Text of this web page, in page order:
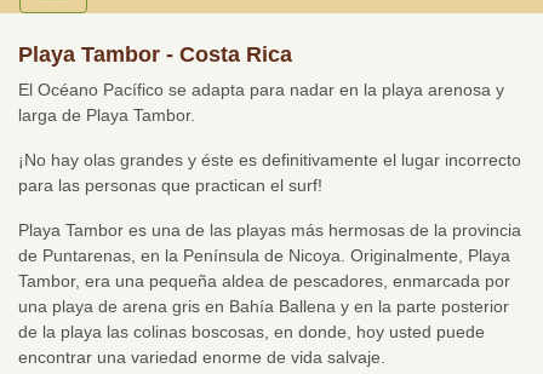
Playa Tambor - Costa Rica
El Océano Pacífico se adapta para nadar en la playa arenosa y
larga de Playa Tambor.
¡No hay olas grandes y éste es definitivamente el lugar incorrecto
para las personas que practican el surf!
Playa Tambor es una de las playas más hermosas de la provincia
de Puntarenas, en la Península de Nicoya. Originalmente, Playa
Tambor, era una pequeña aldea de pescadores, enmarcada por
una playa de arena gris en Bahía Ballena y en la parte posterior
de la playa las colinas boscosas, en donde, hoy usted puede
encontrar una variedad enorme de vida salvaje.